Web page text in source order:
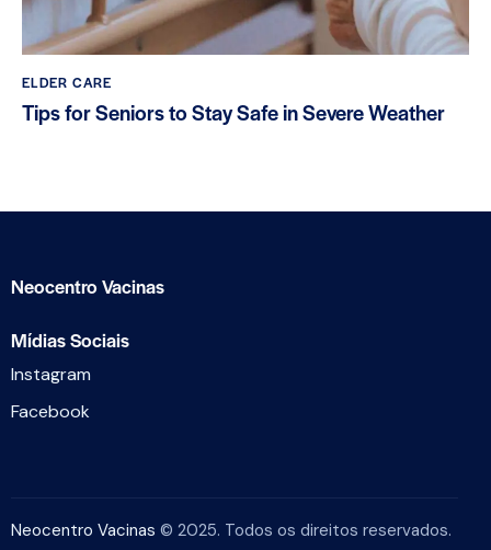
ELDER CARE
Tips for Seniors to Stay Safe in Severe Weather
Neocentro Vacinas
Mídias Sociais
Instagram
Facebook
Neocentro Vacinas © 2025. Todos os direitos reservados.